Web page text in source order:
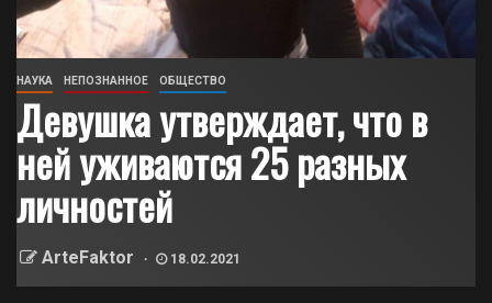
НАУКА НЕПОЗНАННОЕ ОБЩЕСТВО
Девушка утверждает, что в
ней уживаются 25 разных
личностей
ArteFaktor 18.02.2021